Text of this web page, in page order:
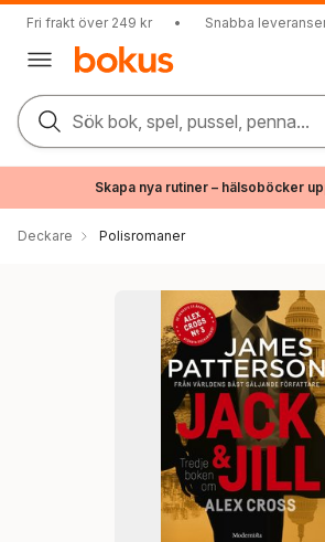
Fri frakt över 249 kr • Snabba
Sök bok, spel, pussel, penna...
Skapa nya rutiner – hälsoböcker
Deckare Polisromaner